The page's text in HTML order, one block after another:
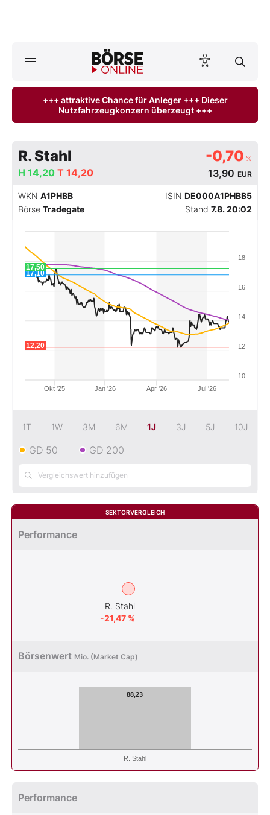
ktuelle Ausgabe BÖRSE ONLINE lesen
Finanz-Check
Abo & Shop
BO-Musterdepots
Experten
Mein B:O
+++ attraktive Chance für Anleger +++ Dieser
Nutzfahrzeugkonzern überzeugt +++
R. Stahl -0,70 %
13,90 EUR
H 14,20 T 14,20
WKN A1PHBB ISIN DE000A1PHBB5
Börse Tradegate Stand 7.8. 20:02
Jan '26 Jul '26
Okt '25 Apr '26
10
12
14
16
18
17,10
12,20
17,50
1T 1W 3M 6M 1J 3J 5J 10J
GD 50 GD 200
SEKTORVERGLEICH
Performance
R. Stahl
-21,47 %
Börsenwert Mio. (Market Cap)
88,23
R. Stahl
Performance